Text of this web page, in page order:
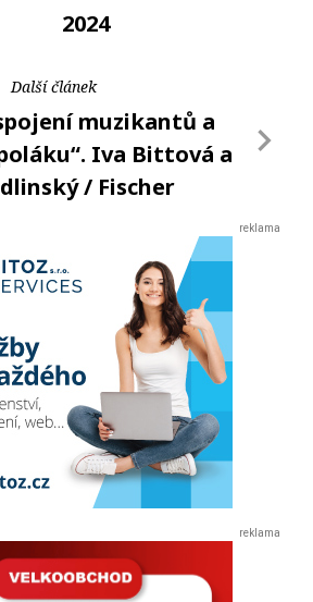
2024
Další článek
muzikantů a
Iva Bittová a
/ Fischer